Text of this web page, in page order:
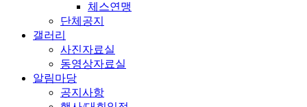
체스연맹
단체공지
갤러리
사진자료실
동영상자료실
알림마당
공지사항